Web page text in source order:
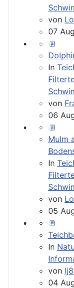
von
07
In
von
06
Mulm
In
von
05
In
von
04